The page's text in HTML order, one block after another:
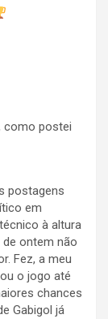
como postei
postagens
em
à altura
ontem não
Fez, a meu
o jogo até
chances
Gabigol já